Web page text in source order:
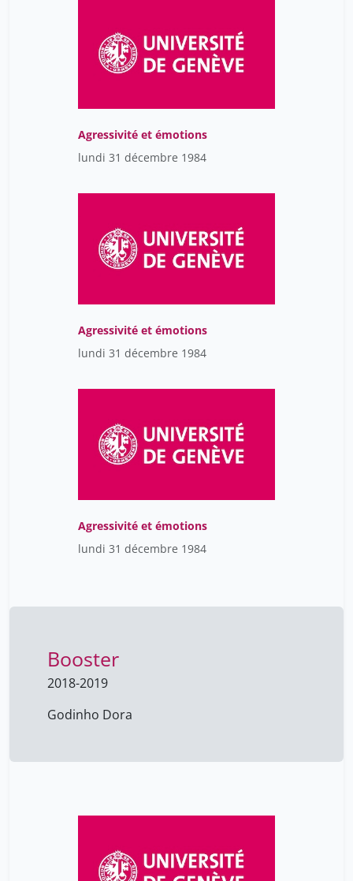
Agressivité et émotions
lundi 31 décembre 1984
Agressivité et émotions
lundi 31 décembre 1984
Agressivité et émotions
lundi 31 décembre 1984
Booster
2018-2019
Godinho Dora